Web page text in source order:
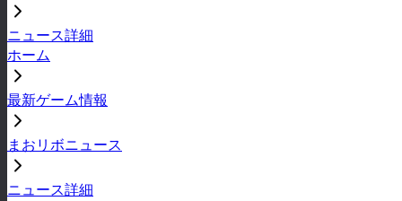
ニュース詳細
ホーム
最新ゲーム情報
まおリボニュース
ニュース詳細